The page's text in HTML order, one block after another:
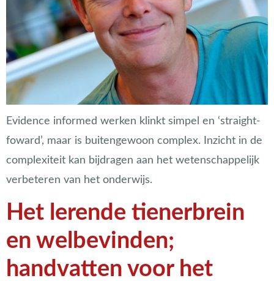
Evidence informed werken klinkt simpel en ‘straight-
foward’, maar is buitengewoon complex. Inzicht in de
complexiteit kan bijdragen aan het wetenschappelijk
verbeteren van het onderwijs.
Het lerende tienerbrein
en welbevinden;
handvatten voor het